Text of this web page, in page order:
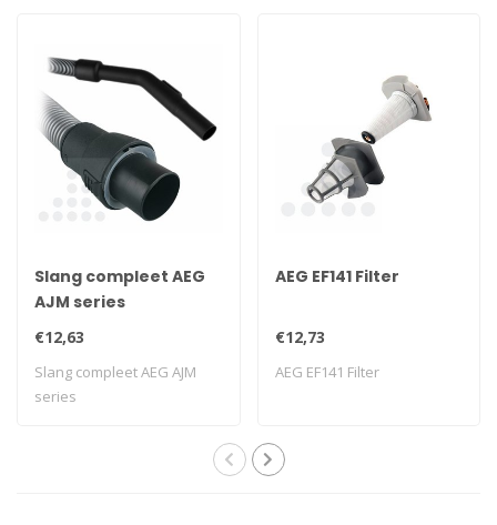
Slang compleet AEG
AJM series
€12,63
Slang compleet AEG AJM
series
AEG EF141 Filter
€12,73
AEG EF141 Filter